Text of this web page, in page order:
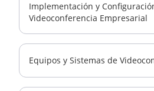
Implementación y
Videoconferencia Empresarial
Equipos y Sistemas de